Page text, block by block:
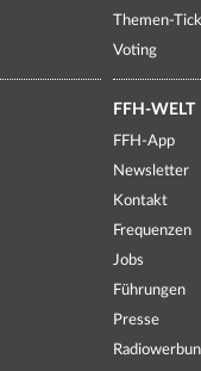
Themen-
Voting
FFH-WELT
FFH-App
Newsletter
Kontakt
Frequenzen
Jobs
Führungen
Presse